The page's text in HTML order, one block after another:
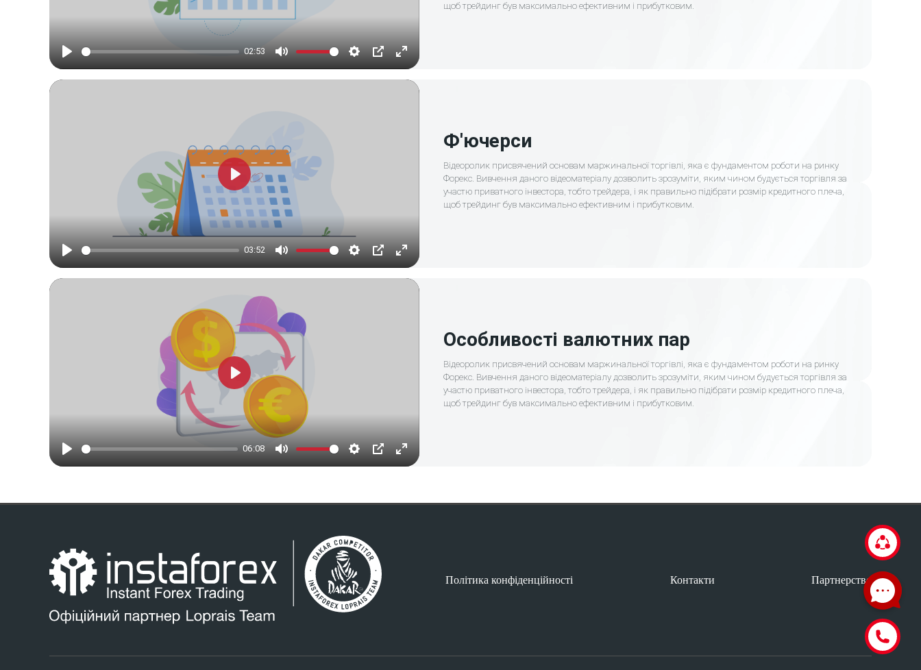
Play
02:53
Mute Settings
PIP
Enter
fullscreen
щоб трейдинг був максимально ефективним і прибутковим.
Play
03:52
Mute Settings
PIP
Enter
fullscreen
Play
Ф'ючерси
Відеоролик присвячений основам маржинальної торгівлі, яка є фундаментом роботи на ринку
Форекс. Вивчення даного відеоматеріалу дозволить зрозуміти, яким чином будується торгівля за
участю приватного інвестора, тобто трейдера, і як правильно підібрати розмір кредитного плеча,
щоб трейдинг був максимально ефективним і прибутковим.
Play
06:08
Mute Settings
PIP
Enter
Play
Особливості валютних пар
Відеоролик присвячений основам маржинальної торгівлі, яка є фундаментом роботи на ринку
Форекс. Вивчення даного відеоматеріалу дозволить зрозуміти, яким чином будується торгівля за
участю приватного інвестора, тобто трейдера, і як правильно підібрати розмір кредитного плеча,
щоб трейдинг був максимально ефективним і прибутковим.
Політика конфіденційності Контакти Партнерство